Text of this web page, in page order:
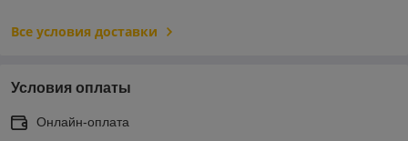
Все условия доставки
Условия оплаты
Онлайн-оплата